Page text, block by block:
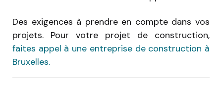
Des exigences à prendre en compte dans vos
projets. Pour votre projet de construction,
faites appel à une entreprise de construction à
Bruxelles.